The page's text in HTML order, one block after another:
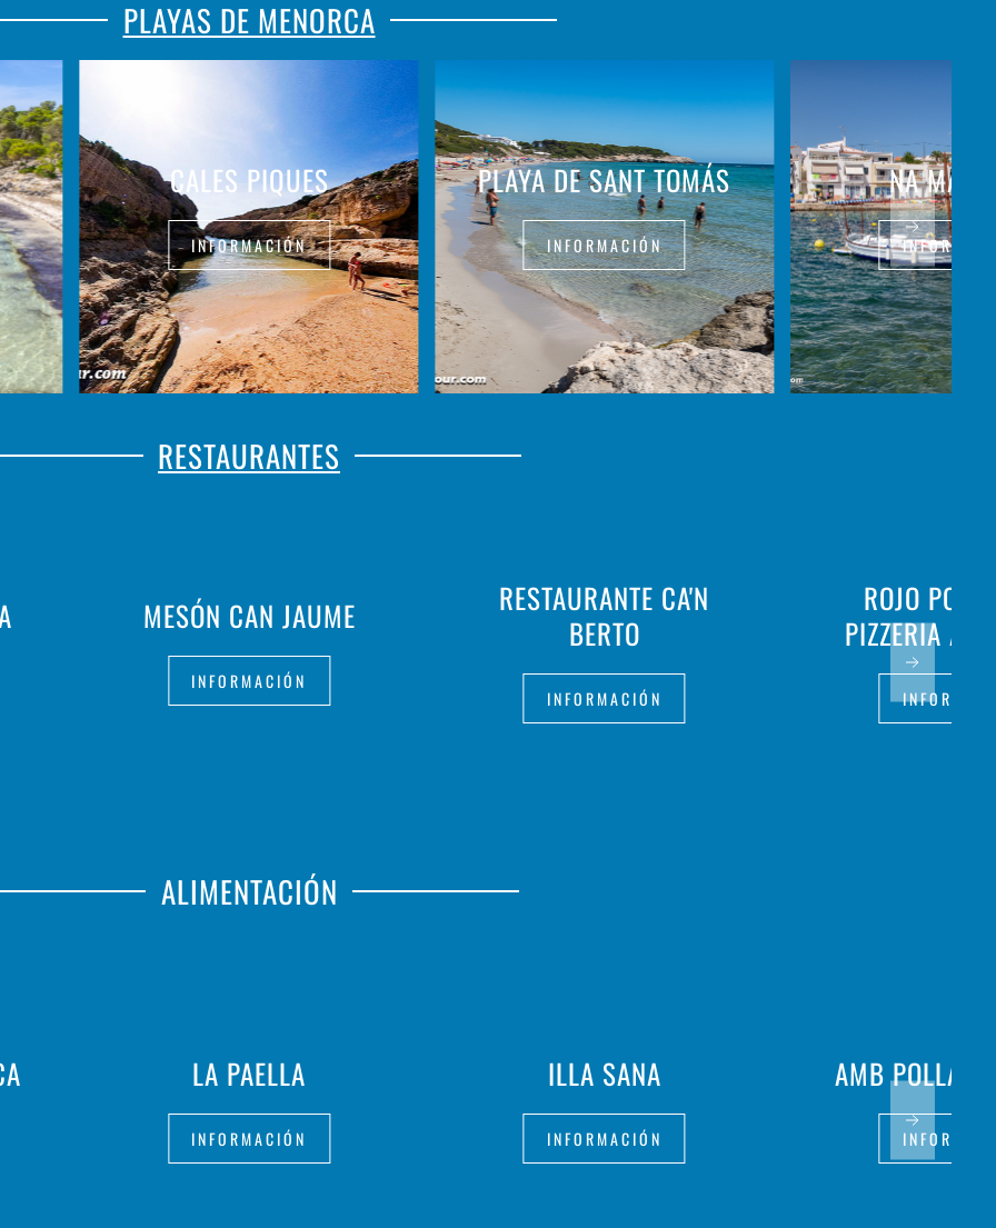
PLAYAS DE MENORCA
CALES PIQUES
INFORMACIÓN
PLAYA DE SANT TOMÁS
INFORMACIÓN
NA
RESTAURANTES
MESÓN CAN JAUME
INFORMACIÓN
RESTAURANTE CA'N
BERTO
INFORMACIÓN
ROJO
PIZZERIA
ALIMENTACIÓN
LA PAELLA
INFORMACIÓN
ILLA SANA
INFORMACIÓN
AMB